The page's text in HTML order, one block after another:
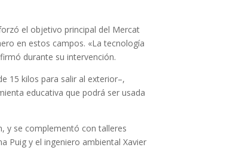
el objetivo principal del Mercat
en estos campos. «La tecnología
durante su intervención.
15 kilos para salir al exterior–,
educativa que podrá ser usada
y se complementó con talleres
Puig y el ingeniero ambiental Xavier